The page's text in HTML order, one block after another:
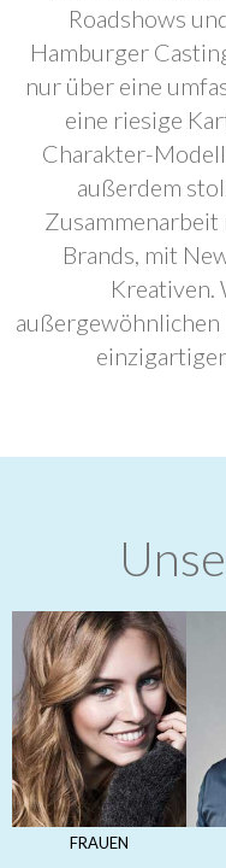
Roadshows
Hamburger
nur über eine
eine riesige
Charakter-
außerdem
Zusammenarbeit
Brands, mit
Kreativen.
FRAUEN